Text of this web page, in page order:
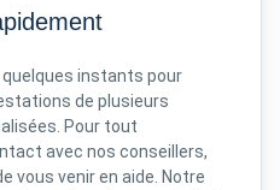
quelques instants pour
de plusieurs
Pour tout
avec nos conseillers,
vous venir en aide. Notre